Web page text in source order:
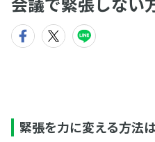
緊張を力に変える方法